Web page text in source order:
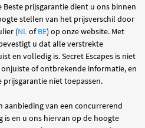
Beste prijsgarantie dient u ons binnen
stellen van het prijsverschil door
(NLofBE) op onze website. Met
u dat alle verstrekte
en volledig is. Secret Escapes is niet
of ontbrekende informatie, en
prijsgarantie niet toepassen.
aanbieding van een concurrerend
is en u ons hiervan op de hoogte